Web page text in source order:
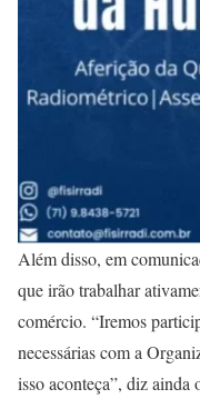
Além disso, em
que irão trabalhar
comércio. “Iremos
necessárias com a
isso aconteça”, diz ainda